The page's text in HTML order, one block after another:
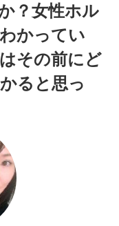
？女性ホル
かってい
その前にど
ると思っ